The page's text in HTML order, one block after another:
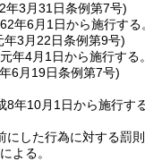
年3月31日条例第7号)
年6月1日から施行する
年3月22日条例第9号)
年4月1日から施行する。
6月19日条例第7号)
8年10月1日から施行する
にした行為に対する罰
よる。